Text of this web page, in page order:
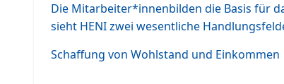
Die Mitarbeiter*innenbilden die Basis für
sieht HENI zwei wesentliche
Schaffung von Wohlstand und Einkommen